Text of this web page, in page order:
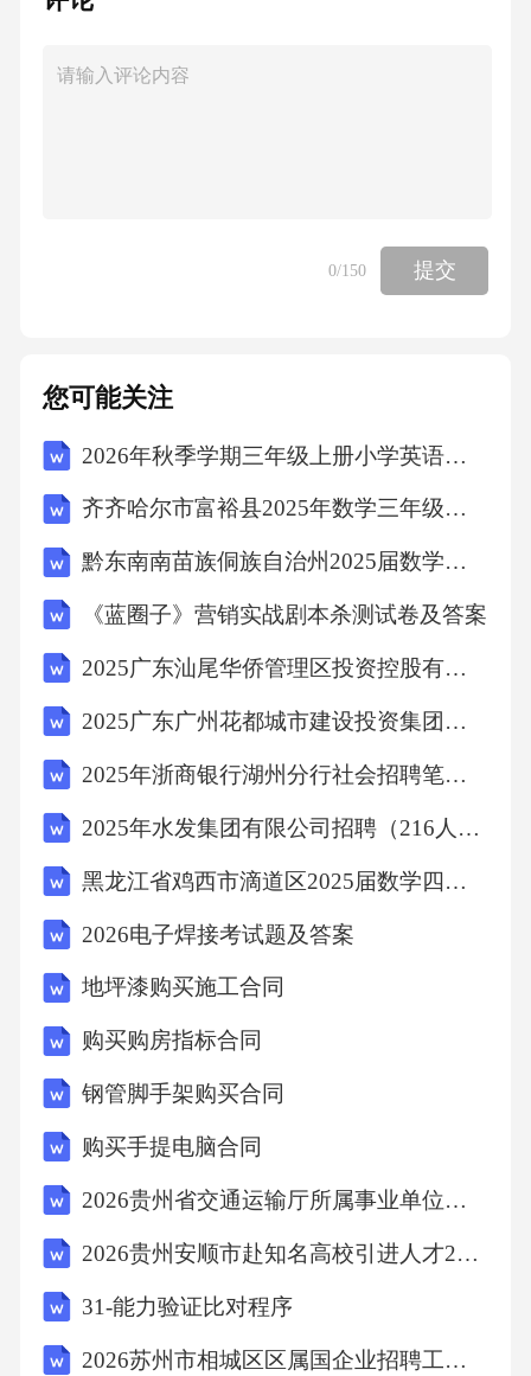
密、个人隐私等信息予以保密。未经对方书面
对方支付违约金人民币[大写金额]元整（小写：
￥[具体金额]元），并赔偿对方因此遭受的全部
讼费等）。七、违约责任1.若甲方未按照本合同
约定的时间、地点和方式交付油卡，每逾期一
天，应按照本合同总价款的[X%]向乙方支付违
同，并要求甲方返还已支付的款项，同时甲方
应按照本合同总价款的[X%]向乙方支付违约
金。如因甲方逾期交付油卡给乙方造成其他损
失的，甲方还应承担赔偿责任，赔偿范围包括
济损失、乙方为解决问题而产生的合理费用
（如租车费用、替代加油费用等）。2.若乙方未
按照本合同约定的时间和方式支付款项，每逾
期一天，应按照未支付款项的[X%]向甲方支付
违约金。逾期超过[X]天的，甲方有权解除本合
同，并没收乙方已支付的定金。如因乙方逾期
付款给甲方造成其他损失的，乙方还应承担赔
偿责任，赔偿范围包括但不限于甲方因资金周
的合理费用（如律师费、诉讼费等）。3.若甲方
交付的油卡不符合本合同约定的质量标准，甲
方应负责更换符合标准的油卡，并承担因此给
乙方造成的全部损失，包括但不限于乙方因无
法正常使用油卡而产生的经济损失、乙方为解
决问题而产生的合理费用（如租车费用、替代
0/150 提交
您可能关注
2026年秋季学期三年级上册小学英语（人教精通版三起）教学计划含教学进度表
齐齐哈尔市富裕县2025年数学三年级下学期期末学业质量监测试题含答案解析
黔东南南苗族侗族自治州2025届数学四下期中考试模拟试题（含答案解析）
《蓝圈子》营销实战剧本杀测试卷及答案
2025广东汕尾华侨管理区投资控股有限公司人员招聘1人笔试历年常考点试题专练附带答案详解
2025广东广州花都城市建设投资集团有限公司招聘广州花都城投汇鑫运营管理有限公司经理1人笔试历年典型考点题库附带答案详解
2025年浙商银行湖州分行社会招聘笔试历年典型考题及考点剖析附带答案详解
2025年水发集团有限公司招聘（216人）笔试历年备考题库附带答案详解
黑龙江省鸡西市滴道区2025届数学四年级第二学期期末试题含答案
2026电子焊接考试题及答案
地坪漆购买施工合同
购买购房指标合同
钢管脚手架购买合同
购买手提电脑合同
2026贵州省交通运输厅所属事业单位招聘工作人员笔试重点基础提升（共500题）附带答案详解
2026贵州安顺市赴知名高校引进人才266人重点基础提升（共500题）附带答案详解
31-能力验证比对程序
2026苏州市相城区区属国企业招聘工作人员90人易考易错模拟试题（共500题）试卷后附参考答案